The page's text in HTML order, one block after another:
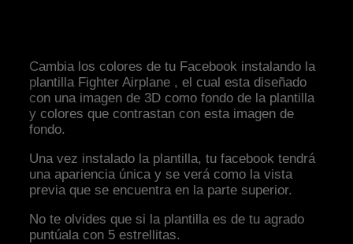
Cambia los colores de tu Facebook instalando la
plantilla Fighter Airplane , el cual esta diseñado
con una imagen de 3D como fondo de la plantilla
y colores que contrastan con esta imagen de
fondo.
Una vez instalado la plantilla, tu facebook tendrá
una apariencia única y se verá como la vista
previa que se encuentra en la parte superior.
No te olvides que si la plantilla es de tu agrado
puntúala con 5 estrellitas.